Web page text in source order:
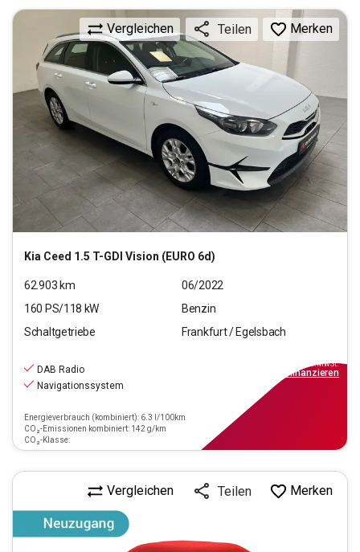
Kia Ceed 1.5 T-GDI Vision (EURO 6d)
Vergleichen Teilen Merken
62.903 km
06/2022
160 PS/118 kW
Benzin
Schaltgetriebe
Frankfurt / Egelsbach
DAB Radio
Navigationssystem
Energieverbrauch (kombiniert): 6.3 l/100km
CO₂-Emissionen kombiniert: 142 g/km
CO₂-Klasse:
inkl.MwSt.
finanzieren
Vergleichen Teilen Merken